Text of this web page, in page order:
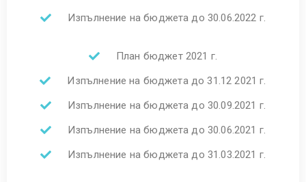
Изпълнение на бюджета до 30.06.2022 г.
План бюджет 2021 г.
Изпълнение на бюджета до 31.12 2021 г.
Изпълнение на бюджета до 30.09.2021 г.
Изпълнение на бюджета до 30.06.2021 г.
Изпълнение на бюджета до 31.03.2021 г.